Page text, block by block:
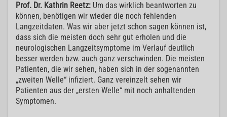
Prof. Dr. Kathrin Reetz: Um das wirklich beantworten zu
können, benötigen wir wieder die noch fehlenden
Langzeitdaten. Was wir aber jetzt schon sagen können ist,
dass sich die meisten doch sehr gut erholen und die
neurologischen Langzeitsymptome im Verlauf deutlich
besser werden bzw. auch ganz verschwinden. Die meisten
Patienten, die wir sehen, haben sich in der sogenannten
„zweiten Welle“ infiziert. Ganz vereinzelt sehen wir
Patienten aus der „ersten Welle“ mit noch anhaltenden
Symptomen.